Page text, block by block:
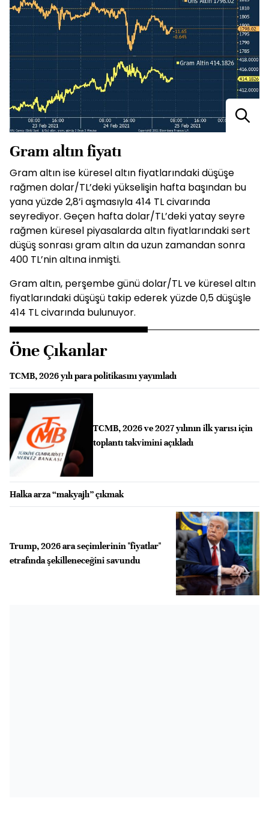
Gram altın fiyatı
Gram altın ise küresel altın fiyatlarındaki düşüşe
rağmen dolar/TL’deki yükselişin hafta başından bu
yana yüzde 2,8’i aşmasıyla 414 TL civarında
seyrediyor. Geçen hafta dolar/TL’deki yatay seyre
rağmen küresel piyasalarda altın fiyatlarındaki sert
düşüş sonrası gram altın da uzun zamandan sonra
400 TL’nin altına inmişti.
Gram altın, perşembe günü dolar/TL ve küresel altın
fiyatlarındaki düşüşü takip ederek yüzde 0,5 düşüşle
414 TL civarında bulunuyor.
Öne Çıkanlar
TCMB, 2026 yılı para politikasını yayımladı
TCMB, 2026 ve 2027 yılının ilk yarısı için
toplantı takvimini açıkladı
Halka arza “makyajlı” çıkmak
Trump, 2026 ara seçimlerinin "fiyatlar"
etrafında şekilleneceğini savundu